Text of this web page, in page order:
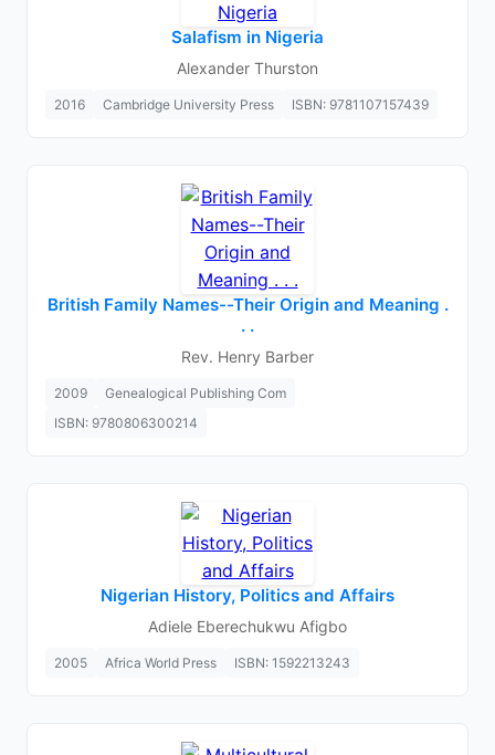
Salafism in Nigeria
Alexander Thurston
2016 Cambridge University Press ISBN: 9781107157439
British Family Names--Their Origin and Meaning .
. .
Rev. Henry Barber
2009
Genealogical Publishing Com
ISBN: 9780806300214
Nigerian History, Politics and Affairs
Adiele Eberechukwu Afigbo
2005 Africa World Press ISBN: 1592213243